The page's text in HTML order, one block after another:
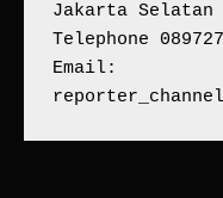
Jakarta Selatan
Telephone
Email: